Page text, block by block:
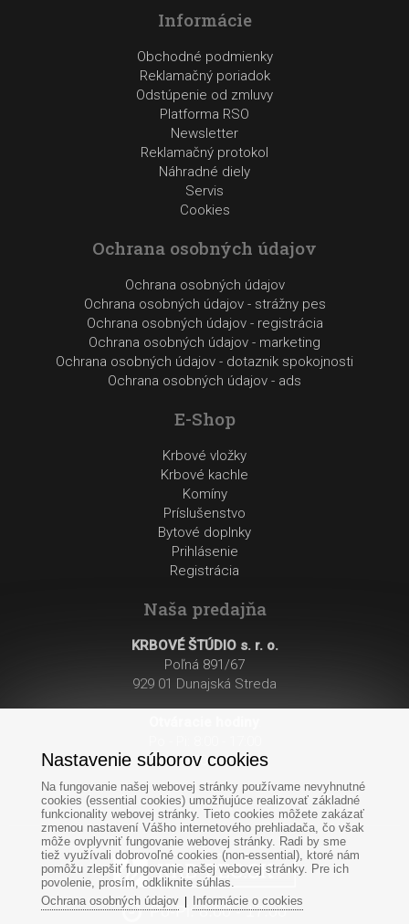
Informácie
Obchodné podmienky
Reklamačný poriadok
Odstúpenie od zmluvy
Platforma RSO
Newsletter
Reklamačný protokol
Náhradné diely
Servis
Cookies
Ochrana osobných údajov
Ochrana osobných údajov
Ochrana osobných údajov - strážny pes
Ochrana osobných údajov - registrácia
Ochrana osobných údajov - marketing
Ochrana osobných údajov - dotaznik spokojnosti
Ochrana osobných údajov - ads
E-Shop
Krbové vložky
Krbové kachle
Komíny
Príslušenstvo
Bytové doplnky
Prihlásenie
Registrácia
Naša predajňa
KRBOVÉ ŠTÚDIO s. r. o.
Poľná 891/67
929 01 Dunajská Streda
So: 8:00 - 12:00
Po-Pi: 8:00 - 17:00
Nastavenie súborov cookies
Na fungovanie našej webovej stránky používame nevyhnutné
cookies (essential cookies) umožňujúce realizovať základné
funkcionality webovej stránky. Tieto cookies môžete zakázať
zmenou nastavení Vášho internetového prehliadača, čo však
môže ovplyvniť fungovanie webovej stránky. Radi by sme
tiež využívali dobrovoľné cookies (non-essential), ktoré nám
pomôžu zlepšiť fungovanie našej webovej stránky. Pre ich
povolenie, prosím, odkliknite súhlas.
Ochrana osobných údajov| Informácie o cookies